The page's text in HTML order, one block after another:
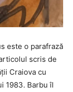
este o parafrază
scris de
Craiova cu
1983. Barbu îl